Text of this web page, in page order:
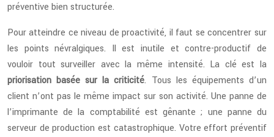
préventive bien structurée.
Pour atteindre ce niveau de proactivité, il faut se concentrer sur
les points névralgiques. Il est inutile et contre-productif de
vouloir tout surveiller avec la même intensité. La clé est la
priorisation basée sur la criticité. Tous les équipements d’un
client n’ont pas le même impact sur son activité. Une panne de
l’imprimante de la comptabilité est gênante ; une panne du
serveur de production est catastrophique. Votre effort préventif